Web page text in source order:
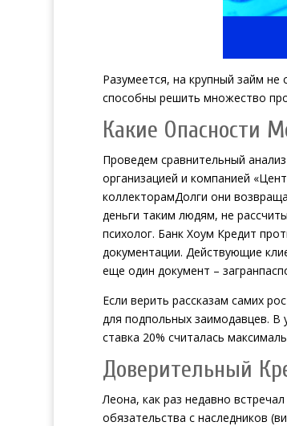
Разумеется, на крупный займ
способны решить множество
Какие Опасности
Проведем сравнительный
организацией и компанией
коллекторамДолги они
деньги таким людям, не
психолог. Банк Хоум Кредит
документации. Действующие
еще один документ –
Если верить рассказам самих
для подпольных заимодавцев. В
ставка 20% считалась
Доверительный
Леона, как раз недавно
обязательства с наследников